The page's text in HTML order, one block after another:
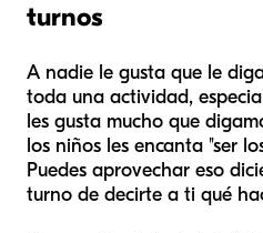
turnos
A nadie le gusta que le
toda una actividad,
les gusta mucho que
los niños les encanta "ser
Puedes aprovechar eso
turno de decirte a ti qué